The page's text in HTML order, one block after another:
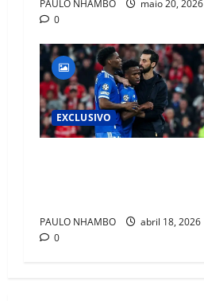
PAULO NHAMBO
maio 20, 2026
0
EXCLUSIVO
PAULO NHAMBO
abril 18, 2026
0